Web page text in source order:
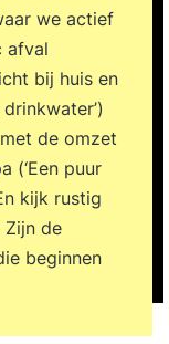
we actief
afval
bij huis en
de omzet
(‘Een puur
kijk rustig
Zijn de
beginnen